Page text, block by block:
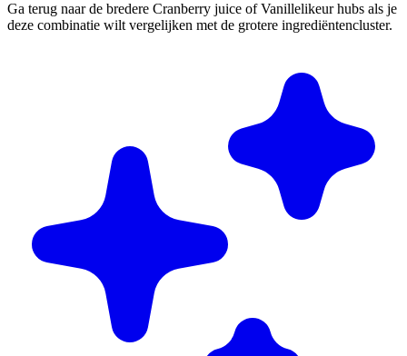
Ga terug naar de bredere Cranberry juice of Vanillelikeur hubs als je
deze combinatie wilt vergelijken met de grotere ingrediëntencluster.